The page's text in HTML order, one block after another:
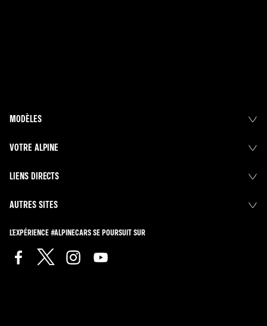
MODÈLES
VOTRE ALPINE
LIENS DIRECTS
AUTRES SITES
L'EXPÉRIENCE #ALPINECARS SE POURSUIT SUR